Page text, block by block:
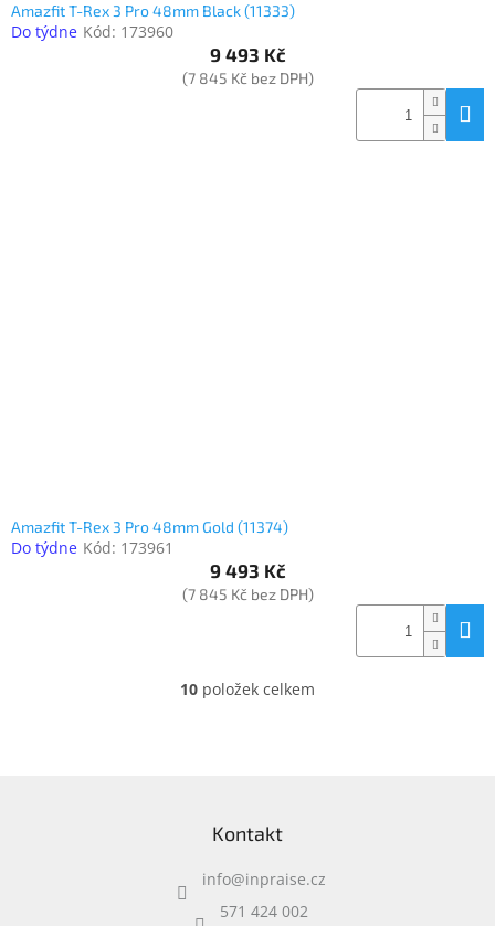
Amazfit T-Rex 3 Pro 48mm Black (11333)
Do týdne Kód: 173960
9 493 Kč
(7 845 Kč bez DPH)
Amazfit T-Rex 3 Pro 48mm Gold (11374)
Do týdne Kód: 173961
9 493 Kč
(7 845 Kč bez DPH)
O
c
í
r
v
10 položek celkem
Kontakt
info@inpraise.cz
571 424 002